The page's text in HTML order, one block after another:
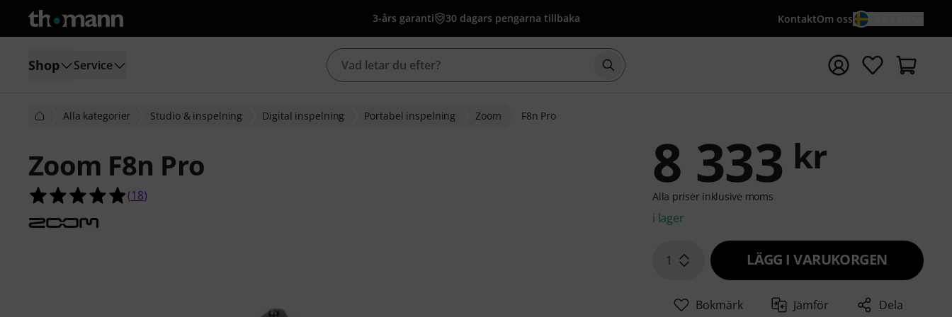
3-års garanti 30 dagars pengarna tillbaka KontaktOm oss
Shop Service Börja sökningen med söktermen {searchTerm}
Alla kategorier Studio & inspelning Digital inspelning Portabel inspelning Zoom F8n Pro
Zoom F8n Pro
4.9 av 5 stjärnor från 18 kundbetyg
(18) 8 333 kr
Alla priser inklusive moms
i lager
1 LÄGG I VARUKORGEN
Bokmärk Jämför Dela